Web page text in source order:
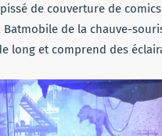
de couverture de
de la chauve-
long et comprend des